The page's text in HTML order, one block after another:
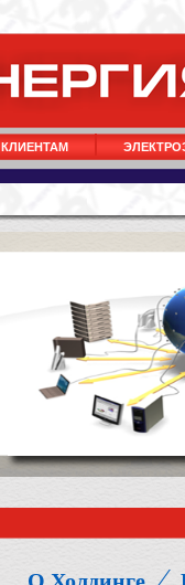
КЛИЕНТАМ